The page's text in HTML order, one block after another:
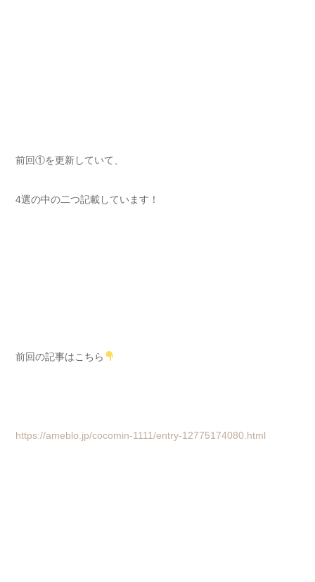
前回①を更新していて、
4選の中の二つ記載しています！
前回の記事はこちら
https://ameblo.jp/cocomin-1111/entry-12775174080.html